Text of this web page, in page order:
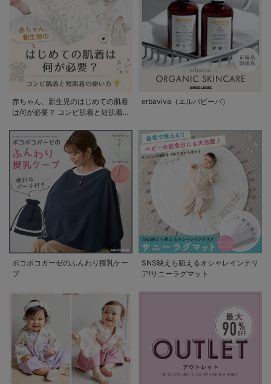
赤ちゃん、新生児のはじめての肌着
は何が必要？ コンビ肌着と短肌着
erbaviva（エルバビーバ）
ポコポコガーゼのふんわり授乳ケー
プ
SNS映えも狙えるオシャレインテリ
ア!サニーラグマット